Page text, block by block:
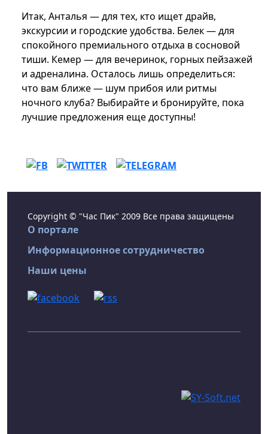
Итак, Анталья — для тех, кто ищет драйв,
экскурсии и городские удобства. Белек — для
спокойного премиального отдыха в сосновой
тиши. Кемер — для вечеринок, горных пейзажей
и адреналина. Осталось лишь определиться:
что вам ближе — шум прибоя или ритмы
ночного клуба? Выбирайте и бронируйте, пока
лучшие предложения еще доступны!
Copyright © "Час Пик" 2009 Все права защищены
О портале
Информационное сотрудничество
Наши цены